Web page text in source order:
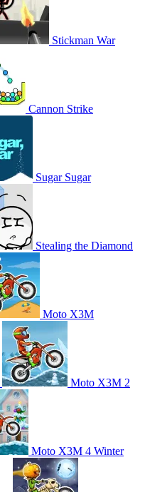
Stickman War
Cannon Strike
Sugar Sugar
Stealing the Diamond
Moto X3M
Moto X3M 2
Moto X3M 4 Winter